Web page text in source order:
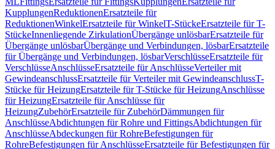
KupplungenReduktionenErsatzteile für
ReduktionenWinkelErsatzteile für WinkelT-StückeErsatzteile für T-
StückeInnenliegende ZirkulationÜbergänge unlösbarErsatzteile für
Übergänge unlösbarÜbergänge und Verbindungen, lösbarErsatzteile
für Übergänge und Verbindungen, lösbarVerschlüsseErsatzteile für
VerschlüsseAnschlüsseErsatzteile für AnschlüsseVerteiler mit
GewindeanschlussErsatzteile für Verteiler mit GewindeanschlussT-
Stücke für HeizungErsatzteile für T-Stücke für HeizungAnschlüsse
für HeizungErsatzteile für Anschlüsse für
HeizungZubehörErsatzteile für ZubehörDämmungen für
AnschlüsseAbdichtungen für Rohre und FittingsAbdichtungen für
AnschlüsseAbdeckungen für RohreBefestigungen für
RohreBefestigungen für AnschlüsseErsatzteile für Befestigungen für